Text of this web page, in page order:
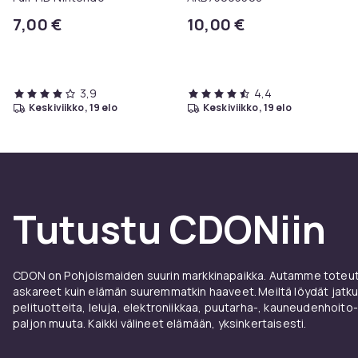
7,00 €
3,9
keskiviikko, 19 elo
10,00 €
4,4
keskiviikko, 19 elo
Tutustu CDONiin
CDON on Pohjoismaiden suurin markkinapaikka. Autamme
askareet kuin elämän suuremmatkin haaveet. Meiltä löydät
pelituotteita, leluja, elektroniikkaa, puutarha-,
paljon muuta. Kaikki välineet elämään, yksinkertaisesti.